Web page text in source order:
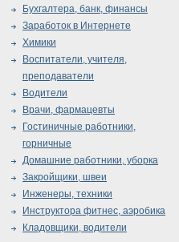
Бухгалтера, банк, финансы
Заработок в Интернете
Химики
Воспитатели, учителя,
преподаватели
Водители
Врачи, фармацевты
Гостиничные работники,
горничные
Домашние работники, уборка
Закройщики, швеи
Инженеры, техники
Инструктора фитнес, аэробика
Кладовщики, водители